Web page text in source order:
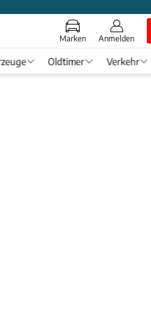
Marken Anmelden
Oldtimer Verkehr